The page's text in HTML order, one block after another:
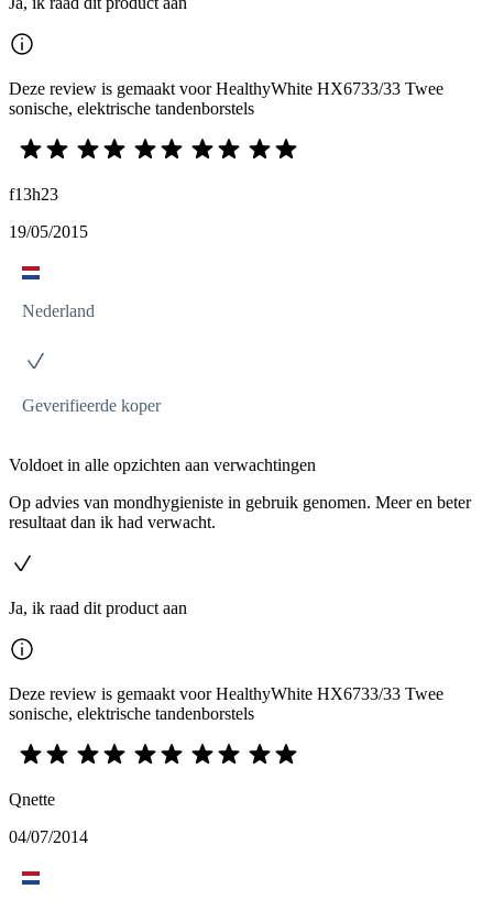
Deze review is gemaakt voor HealthyWhite HX6733/33 Twee
sonische, elektrische tandenborstels
f13h23
19/05/2015
Nederland
Geverifieerde koper
Voldoet in alle opzichten aan verwachtingen
Op advies van mondhygieniste in gebruik genomen. Meer en beter
resultaat dan ik had verwacht.
Ja, ik raad dit product aan
Deze review is gemaakt voor HealthyWhite HX6733/33 Twee
sonische, elektrische tandenborstels
Qnette
04/07/2014